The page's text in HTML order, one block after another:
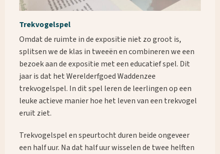
Trekvogelspel
Omdat de ruimte in de expositie niet zo groot is,
splitsen we de klas in tweeën en combineren we een
bezoek aan de expositie met een educatief spel. Dit
jaar is dat het Werelderfgoed Waddenzee
trekvogelspel. In dit spel leren de leerlingen op een
leuke actieve manier hoe het leven van een trekvogel
eruit ziet.
Trekvogelspel en speurtocht duren beide ongeveer
een half uur. Na dat half uur wisselen de twee helften